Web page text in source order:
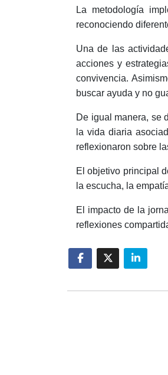
La metodología
reconociendo
Una de las
acciones y
convivencia.
buscar ayuda y no
De igual manera, se
la vida diaria
reflexionaron sobre
El objetivo principal
la escucha, la
El impacto de la
reflexiones